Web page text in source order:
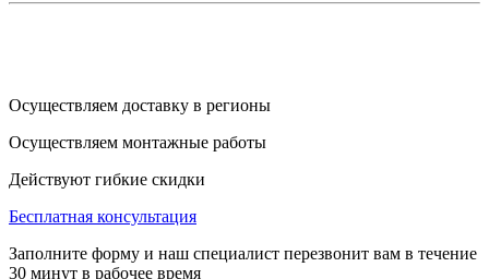
Осуществляем доставку в регионы
Осуществляем монтажные работы
Действуют гибкие скидки
Бесплатная консультация
Заполните форму и наш специалист перезвонит вам в течение
30 минут в рабочее время